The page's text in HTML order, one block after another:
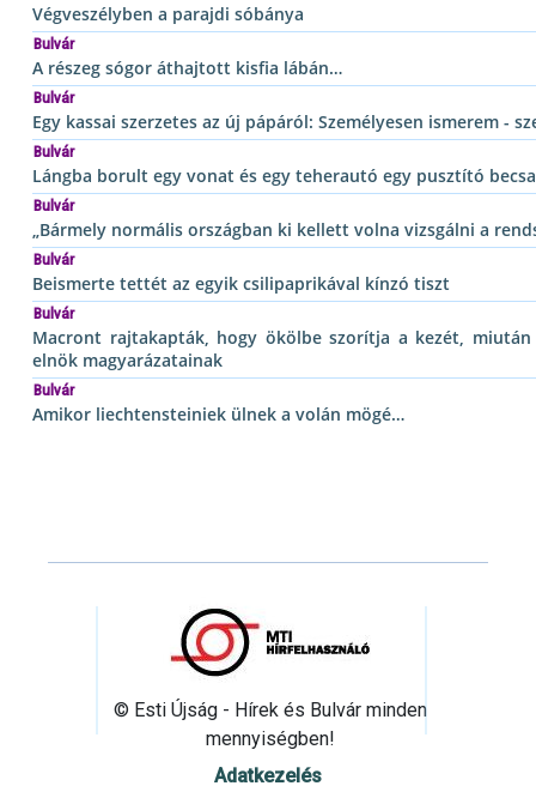
Végveszélyben a parajdi sóbánya
Bulvár
A részeg sógor áthajtott kisfia lábán…
Bulvár
Egy kassai szerzetes az új pápáról: Személyesen ismerem -
Bulvár
Lángba borult egy vonat és egy teherautó egy pusztító
Bulvár
„Bármely normális országban ki kellett volna vizsgálni a
Bulvár
Beismerte tettét az egyik csilipaprikával kínzó tiszt
Bulvár
Macront rajtakapták, hogy ökölbe szorítja a kezét,
elnök magyarázatainak
Bulvár
Amikor liechtensteiniek ülnek a volán mögé…
© Esti Újság - Hírek és Bulvár minden
mennyiségben!
Adatkezelés